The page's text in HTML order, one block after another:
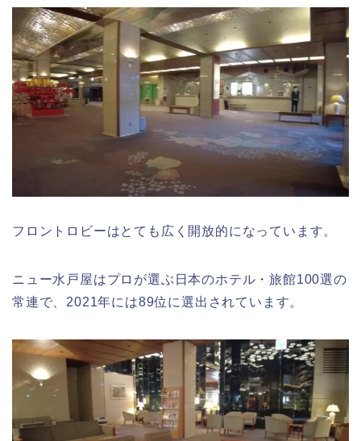
フロントロビーはとても広く開放的になっています。
ニュー水戸屋はプロが選ぶ日本のホテル・旅館100選の
常連で、2021年には89位に選出されています。